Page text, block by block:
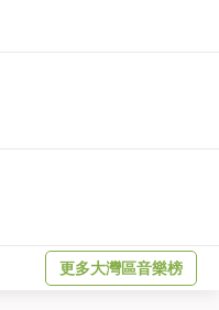
更多大灣區音樂榜